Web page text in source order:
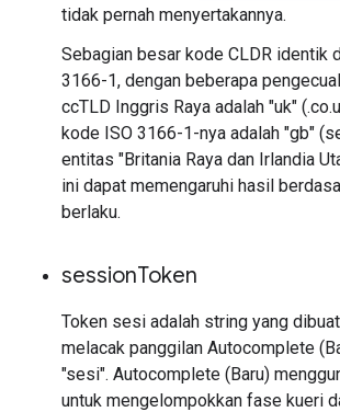
tidak pernah menyertakannya.
Sebagian besar kode CLDR identik
3166-1, dengan beberapa
ccTLD Inggris Raya adalah "uk"
kode ISO 3166-1-nya adalah "gb"
entitas "Britania Raya dan Irlandia
ini dapat memengaruhi hasil
berlaku.
sessionToken
Token sesi adalah string yang
melacak panggilan Autocomplete
"sesi". Autocomplete (Baru)
untuk mengelompokkan fase kueri